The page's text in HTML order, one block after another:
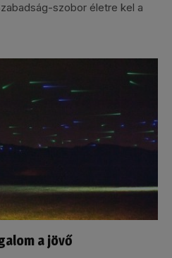
szobor életre kel a
a jövő